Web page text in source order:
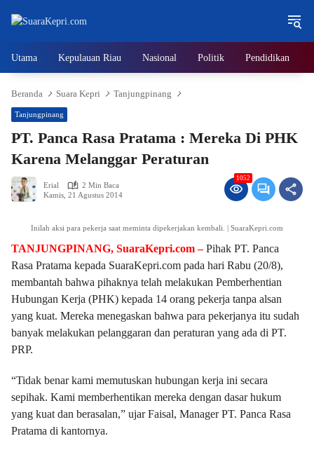
Utama Kepulauan Riau Nasional Politik Pendidikan
Beranda Suara Kepri Tanjungpinang
Tanjungpinang
PT. Panca Rasa Pratama : Mereka Di PHK
Karena Melanggar Peraturan
Erial
2 Min Baca
Kamis, 21 Agustus 2014
1052
Inilah aksi para pekerja saat meminta dipekerjakan kembali. | SuaraKepri.com
TANJUNGPINANG, SuaraKepri.com –Pihak PT. Panca
Rasa Pratama kepada SuaraKepri.com pada hari Rabu (20/8),
membantah bahwa pihaknya telah melakukan Pemberhentian
Hubungan Kerja (PHK) kepada 14 orang pekerja tanpa alsan
yang kuat. Mereka menegaskan bahwa para pekerjanya itu sudah
banyak melakukan pelanggaran dan peraturan yang ada di PT.
PRP.
“Tidak benar kami memutuskan hubungan kerja ini secara
sepihak. Kami memberhentikan mereka dengan dasar hukum
yang kuat dan berasalan,” ujar Faisal, Manager PT. Panca Rasa
Pratama di kantornya.